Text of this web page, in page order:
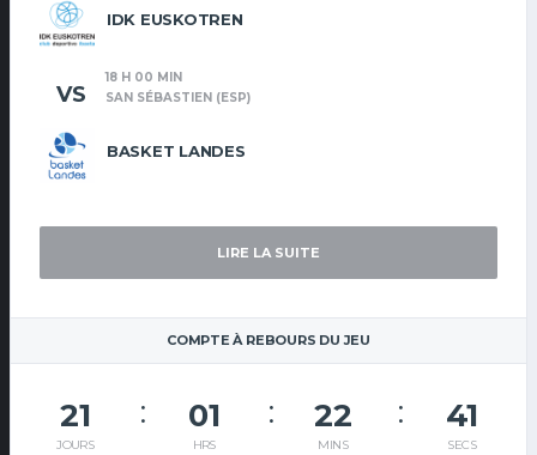
IDK EUSKOTREN
BASKET LANDES
VS
18 H 00 MIN
SAN SÉBASTIEN (ESP)
LIRE LA SUITE
COMPTE À REBOURS DU JEU
21
JOURS
01
HRS
22
MINS
40
SECS